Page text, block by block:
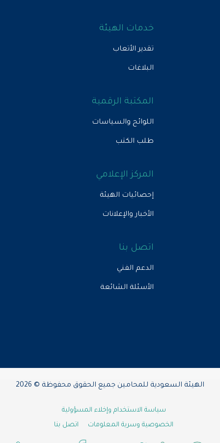
خدمات الهيئة
تقدير الأتعاب
البلاغات
المكتبة الرقمية
اللوائح والسياسات
طلب الكتب
المركز الإعلامي
إحصائيات الهيئة
الأخبار والإعلانات
اتصل بنا
الدعم الفني
الأسئلة الشائعة
الهيئة السعودية للمحامين جميع الحقوق محفوظة © 2026
سياسة الاستخدام وإخلاء المسؤولية
الخصوصية وسرية المعلومات
اتصل بنا